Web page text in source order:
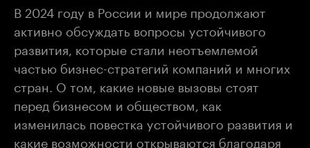
В 2024 году в России и мире продолжают
активно обсуждать вопросы устойчивого
развития, которые стали неотъемлемой
частью бизнес-стратегий компаний и многих
стран. О том, какие новые вызовы стоят
перед бизнесом и обществом, как
изменилась повестка устойчивого развития и
какие возможности открываются благодаря